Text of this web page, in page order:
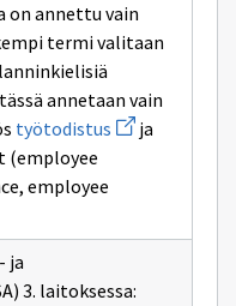
on annettu vain
termi valitaan
annetaan vain
työtodistus Avaa
uuden
ja
(employee
employee
ja
3. laitoksessa: